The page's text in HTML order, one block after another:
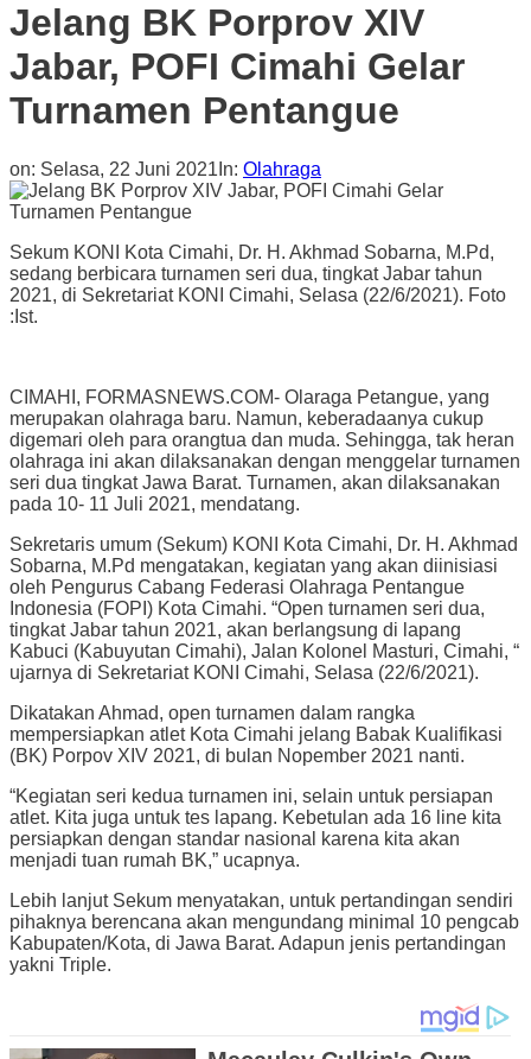
Jelang BK Porprov XIV
Jabar, POFI Cimahi Gelar
Turnamen Pentangue
on: Selasa, 22 Juni 2021 In: Olahraga
Sekum KONI Kota Cimahi, Dr. H. Akhmad Sobarna, M.Pd,
sedang berbicara turnamen seri dua, tingkat Jabar tahun
2021, di Sekretariat KONI Cimahi, Selasa (22/6/2021). Foto
:Ist.
CIMAHI, FORMASNEWS.COM- Olaraga Petangue, yang
merupakan olahraga baru. Namun, keberadaanya cukup
digemari oleh para orangtua dan muda. Sehingga, tak heran
olahraga ini akan dilaksanakan dengan menggelar turnamen
seri dua tingkat Jawa Barat. Turnamen, akan dilaksanakan
pada 10- 11 Juli 2021, mendatang.
Sekretaris umum (Sekum) KONI Kota Cimahi, Dr. H. Akhmad
Sobarna, M.Pd mengatakan, kegiatan yang akan diinisiasi
oleh Pengurus Cabang Federasi Olahraga Pentangue
Indonesia (FOPI) Kota Cimahi. “Open turnamen seri dua,
tingkat Jabar tahun 2021, akan berlangsung di lapang
Kabuci (Kabuyutan Cimahi), Jalan Kolonel Masturi, Cimahi, “
ujarnya di Sekretariat KONI Cimahi, Selasa (22/6/2021).
Dikatakan Ahmad, open turnamen dalam rangka
mempersiapkan atlet Kota Cimahi jelang Babak Kualifikasi
(BK) Porpov XIV 2021, di bulan Nopember 2021 nanti.
“Kegiatan seri kedua turnamen ini, selain untuk persiapan
atlet. Kita juga untuk tes lapang. Kebetulan ada 16 line kita
persiapkan dengan standar nasional karena kita akan
menjadi tuan rumah BK,” ucapnya.
Lebih lanjut Sekum menyatakan, untuk pertandingan sendiri
pihaknya berencana akan mengundang minimal 10 pengcab
Kabupaten/Kota, di Jawa Barat. Adapun jenis pertandingan
yakni Triple.